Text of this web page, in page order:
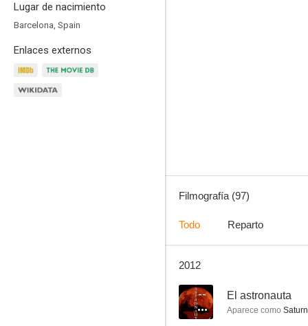
Lugar de nacimiento
Barcelona, Spain
Enlaces externos
Filmografía (97)
Todo Reparto
2012
-- El astronauta
Aparece como